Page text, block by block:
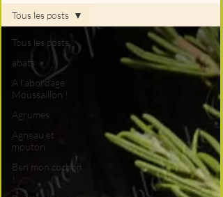
Tous les posts
abats
A l'abordage
Moussaillon !
Agrumes
Agneau et
mouton
Ben mon cochon
!
Tous les posts